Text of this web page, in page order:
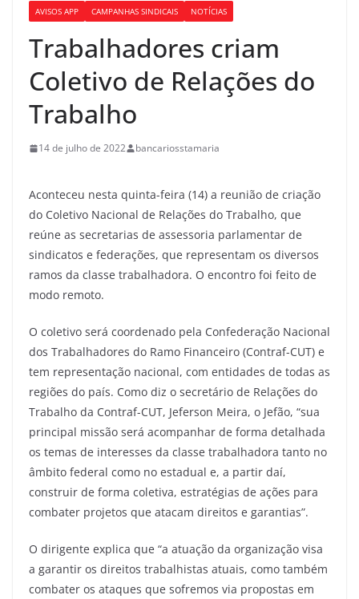
AVISOS APP CAMPANHAS SINDICAIS NOTÍCIAS
Trabalhadores criam
Coletivo de Relações do
Trabalho
14 de julho de 2022 bancariosstamaria
Aconteceu nesta quinta-feira (14) a reunião de criação
do Coletivo Nacional de Relações do Trabalho, que
reúne as secretarias de assessoria parlamentar de
sindicatos e federações, que representam os diversos
ramos da classe trabalhadora. O encontro foi feito de
modo remoto.
O coletivo será coordenado pela Confederação Nacional
dos Trabalhadores do Ramo Financeiro (Contraf-CUT) e
tem representação nacional, com entidades de todas as
regiões do país. Como diz o secretário de Relações do
Trabalho da Contraf-CUT, Jeferson Meira, o Jefão, “sua
principal missão será acompanhar de forma detalhada
os temas de interesses da classe trabalhadora tanto no
âmbito federal como no estadual e, a partir daí,
construir de forma coletiva, estratégias de ações para
combater projetos que atacam direitos e garantias”.
O dirigente explica que “a atuação da organização visa
a garantir os direitos trabalhistas atuais, como também
combater os ataques que sofremos via propostas em